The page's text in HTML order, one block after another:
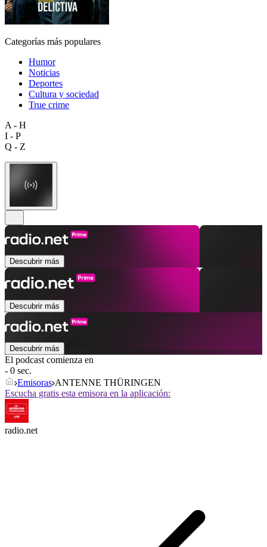
Categorías más populares
Humor
Noticias
Deportes
Cultura y sociedad
True crime
A - H
I - P
Q - Z
Descubrir más
Descubrir más
Descubrir más
El podcast comienza en
- 0 sec.
Emisoras ANTENNE THÜRINGEN
Escucha gratis esta emisora en la aplicación:
radio.net